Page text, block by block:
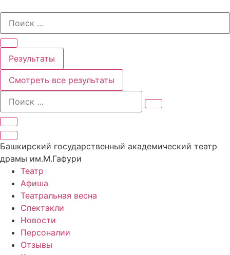
содержимому
Search
Результаты
Смотреть все результаты
Башкирский государственный академический театр
драмы им.М.Гафури
Театр
Афиша
Театральная весна
Спектакли
Новости
Персоналии
Отзывы